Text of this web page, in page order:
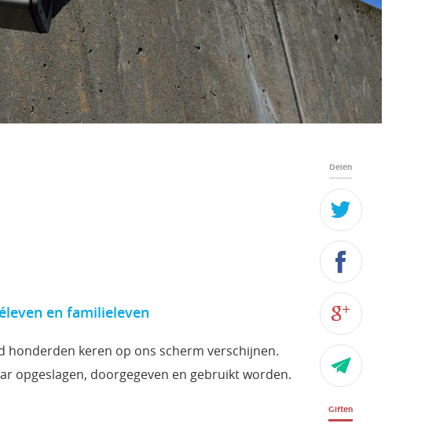
en familieleven
honderden keren op ons scherm verschijnen.
opgeslagen, doorgegeven en gebruikt worden.
Delen
Giften